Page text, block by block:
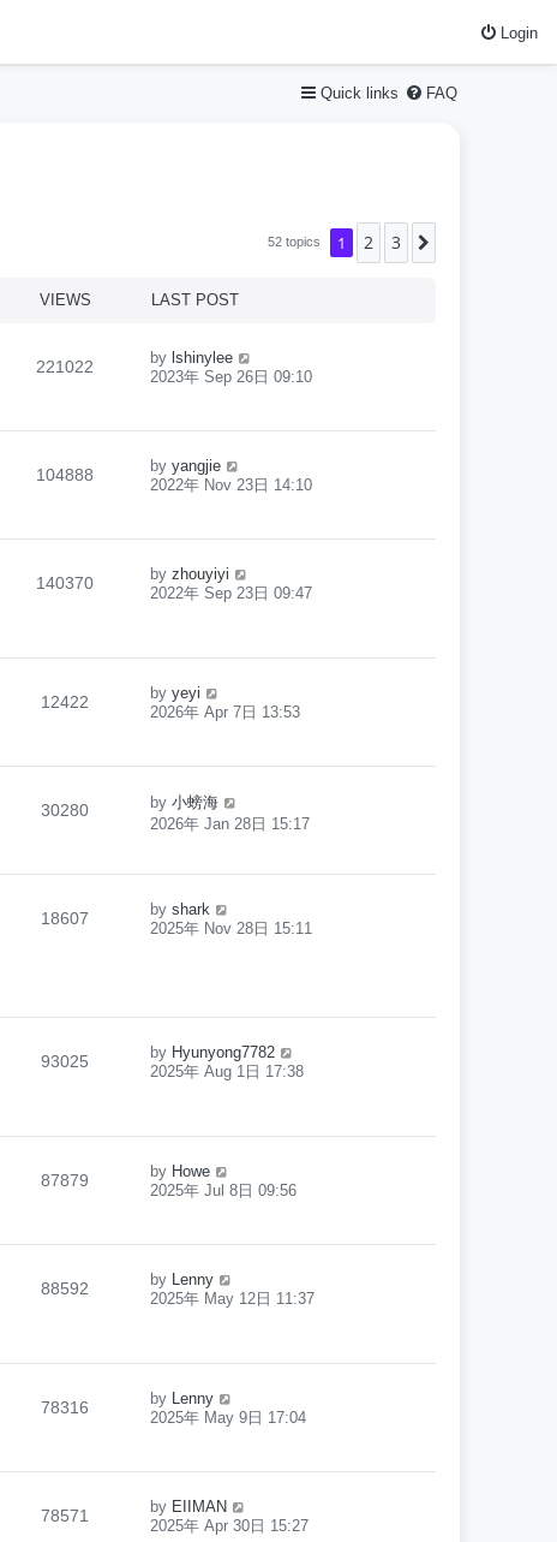
Login
Quick links FAQ
52 topics 1 2 3
VIEWS LAST POST
221022 by lshinylee
2023年 Sep 26日 09:10
104888 by yangjie
2022年 Nov 23日 14:10
140370 by zhouyiyi
2022年 Sep 23日 09:47
12422 by yeyi
2026年 Apr 7日 13:53
30280 by 小螃海
2026年 Jan 28日 15:17
18607 by shark
2025年 Nov 28日 15:11
93025 by Hyunyong7782
2025年 Aug 1日 17:38
87879 by Howe
2025年 Jul 8日 09:56
88592 by Lenny
2025年 May 12日 11:37
78316 by Lenny
2025年 May 9日 17:04
78571 by EIIMAN
2025年 Apr 30日 15:27